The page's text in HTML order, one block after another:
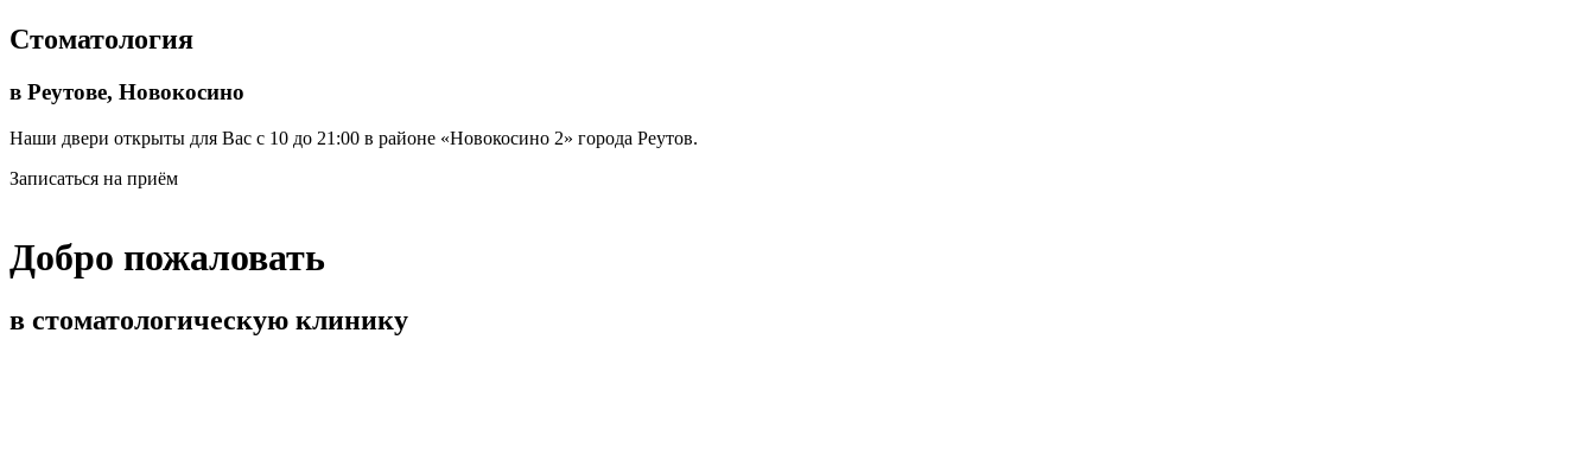
Cтоматология
в Реутове, Новокосино
Наши двери открыты для Вас c 10 до 21:00 в районе «Новокосино 2» города Реутов.
Записаться на приём
Добро пожаловать
в стоматологическую клинику